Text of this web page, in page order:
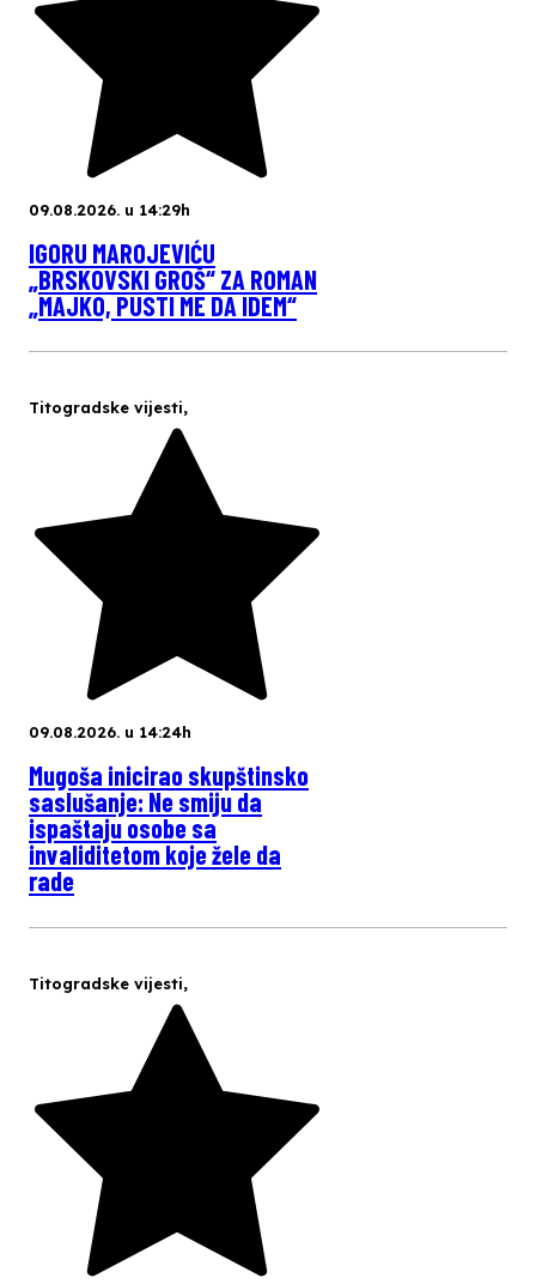
09.08.2026. u 14:29h
IGORU MAROJEVIĆU
„BRSKOVSKI GROŠ“ ZA ROMAN
„MAJKO, PUSTI ME DA IDEM“
Titogradske vijesti,
09.08.2026. u 14:24h
Mugoša inicirao skupštinsko
saslušanje: Ne smiju da
ispaštaju osobe sa
invaliditetom koje žele da
rade
Titogradske vijesti,